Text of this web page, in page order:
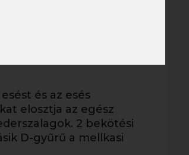
és az esés
elosztja az egész
2 bekötési
D-gyűrű a mellkasi